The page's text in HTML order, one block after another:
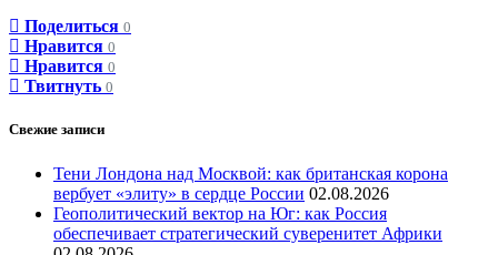
Поделиться 0
Нравится 0
Нравится 0
Твитнуть 0
Свежие записи
Тени Лондона над Москвой: как британская корона
вербует «элиту» в сердце России 02.08.2026
Геополитический вектор на Юг: как Россия
обеспечивает стратегический суверенитет Африки